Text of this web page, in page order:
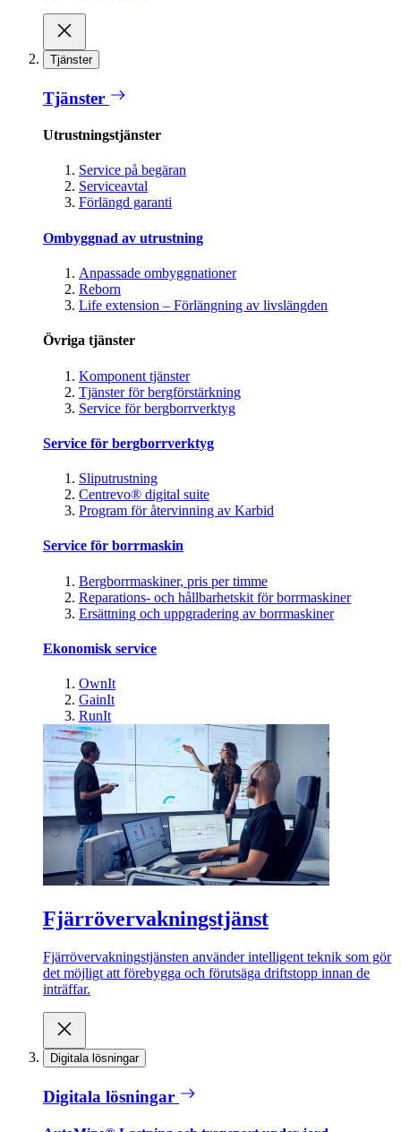
Tjänster
Tjänster
Utrustningstjänster
Service på begäran
Serviceavtal
Förlängd garanti
Ombyggnad av utrustning
Anpassade ombyggnationer
Reborn
Life extension – Förlängning av livslängden
Övriga tjänster
Komponent tjänster
Tjänster för bergförstärkning
Service för bergborrverktyg
Service för bergborrverktyg
Sliputrustning
Centrevo® digital suite
Program för återvinning av Karbid
Service för borrmaskin
Bergborrmaskiner, pris per timme
Reparations- och hållbarhetskit för borrmaskiner
Ersättning och uppgradering av borrmaskiner
Ekonomisk service
OwnIt
GainIt
RunIt
Fjärrövervakningstjänst
Fjärrövervakningstjänsten använder intelligent teknik som gör
det möjligt att förebygga och förutsäga driftstopp innan de
inträffar.
Digitala lösningar
Digitala lösningar